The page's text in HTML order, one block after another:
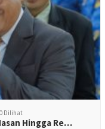
Dilihat
Hingga Re…